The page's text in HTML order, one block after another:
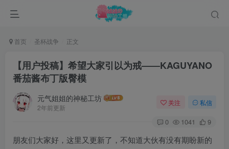
首页 圣杯战争 正文
【用户投稿】希望大家引以为戒——KAGUYANO
番茄酱布丁版臀模
元气姐姐的神秘工坊
2年前更新
关注 私信
0 1041 9
朋友们大家好，这里又更新了，不知道大伙有没有期盼新的